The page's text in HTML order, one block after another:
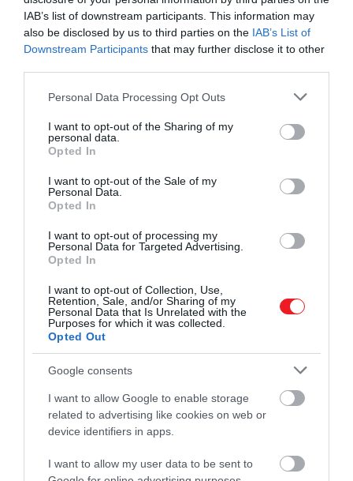
IAB’s list of downstream participants. This information may
also be disclosed by us to third parties on the IAB’s List of
Downstream Participants that may further disclose it to other
Please note that this website/app uses one or more Google
not limited to your visit or usage behaviour. You may click to
grant or deny consent to Google and its third-party tags to
use your data for below specified purposes in below Google
consent section.
Personal Data Processing Opt Outs
I want to opt-out of the Sharing of my
personal data.
Opted In
I want to opt-out of the Sale of my
Personal Data.
Opted In
I want to opt-out of processing my
Personal Data for Targeted Advertising.
Opted In
I want to opt-out of Collection, Use,
Retention, Sale, and/or Sharing of my
Personal Data that Is Unrelated with the
Purposes for which it was collected.
Opted Out
Google consents
I want to allow Google to enable storage
related to advertising like cookies on web or
device identifiers in apps.
I want to allow my user data to be sent to
elképesztően jó, valódi élmény rajta a zenehallgatás,
főleg, mert hosszú távon is nagyon kényelmes.
Valószínűleg a lista legjobb ár-érték arányú
fülhallgatójáról van szó.
​Sennheiser Momentum True Wireless 3
A Sennheiser nem véletlenül az egyik
legmegbízhatóbb márka a fülhallgató-iparban. A
mégis megfizethető eszközöket. Ennek megfelelően